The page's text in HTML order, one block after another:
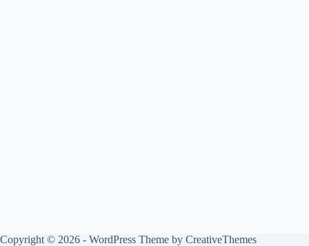
Copyright © 2026 - WordPress Theme by CreativeThemes